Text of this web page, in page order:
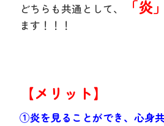
どちらも共通として、 「炎」
ます！！！
【メリット】
①炎を見ることができ、心身